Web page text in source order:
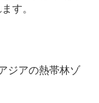
す。
ジアの熱帯林ゾ